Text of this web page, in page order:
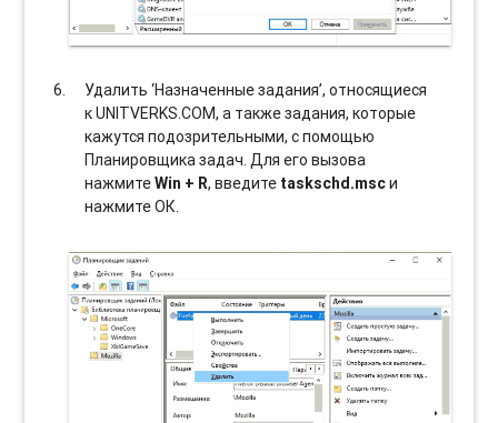
Удалить ‘Назначенные задания’, относящиеся
к UNITVERKS.COM, а также задания, которые
кажутся подозрительными, с помощью
Планировщика задач. Для его вызова
нажмитеWin + R, введите taskschd.mscи
нажмите ОК.